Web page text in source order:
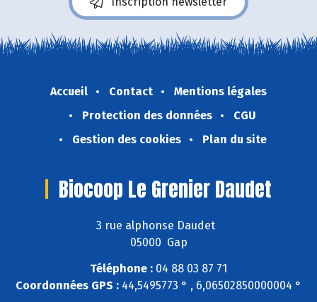
Accueil Contact
Mentions légales
Protection des données
CGU
Gestion des cookies
Plan du site
Biocoop Le Grenier Daudet
3 rue alphonse Daudet
05000 Gap
Téléphone : 04 88 03 87 71
Coordonnées GPS : 44,5495773 ° , 6,06502850000004 °